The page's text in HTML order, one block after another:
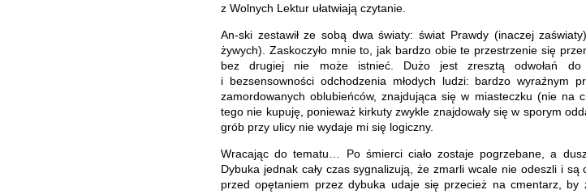
z Wolnych Lektur ułatwiają czytanie.
An-ski zestawił ze sobą dwa światy: świat Prawdy (inaczej
żywych). Zaskoczyło mnie to, jak bardzo obie te przestrzenie się
bez drugiej nie może istnieć. Dużo jest zresztą odwołań do
i bezsensowności odchodzenia młodych ludzi: bardzo wyraźnym
zamordowanych oblubieńców, znajdująca się w miasteczku (nie na
tego nie kupuję, ponieważ kirkuty zwykle znajdowały się w sporym
grób przy ulicy nie wydaje mi się logiczny.
Wracając do tematu… Po śmierci ciało zostaje pogrzebane, a
Dybuka jednak cały czas sygnalizują, że zmarli wcale nie odeszli i są
przed opętaniem przez dybuka udaje się przecież na cmentarz, by